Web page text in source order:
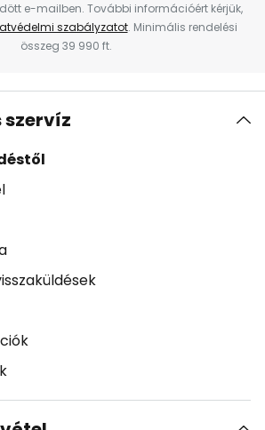
e-mailben. További információért kérjük,
szabályzatot. Minimális rendelési
összeg 39 990 ft.
szervíz